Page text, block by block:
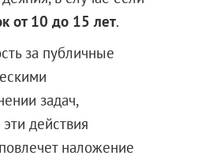
от 10 до 15 лет.
за публичные
задач,
действия
наложение